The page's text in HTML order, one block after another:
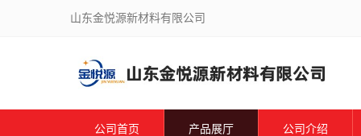
山东金悦源新材料有限公司
公司首页 产品展厅 公司介绍